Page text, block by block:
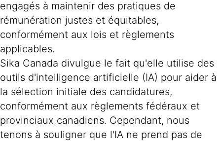
engagés à maintenir des pratiques de
rémunération justes et équitables,
conformément aux lois et règlements
applicables.
Sika Canada divulgue le fait qu'elle utilise des
outils d'intelligence artificielle (IA) pour aider à
la sélection initiale des candidatures,
conformément aux règlements fédéraux et
provinciaux canadiens. Cependant, nous
tenons à souligner que l'IA ne prend pas de